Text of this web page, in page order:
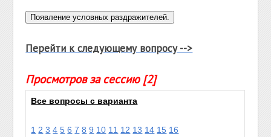
Перейти к следующему вопросу -->
Просмотров за сессию [2]
Все вопросы с варианта
1 2 3 4 5 6 7 8 9 10 11 12 13 14 15 16